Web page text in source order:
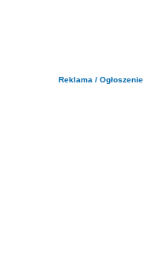
Reklama / Ogłoszenie